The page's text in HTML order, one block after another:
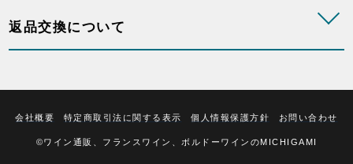
返品交換について
会社概要 特定商取引法に関する表示 個人情報保護方針 お問い合わせ
©ワイン通販、フランスワイン、ボルドーワインのMICHIGAMI